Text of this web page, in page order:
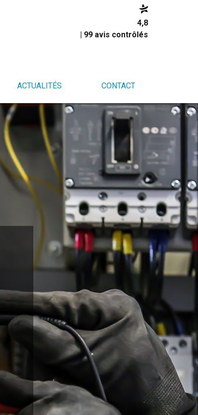
4,8
| 99 avis contrôlés
ACTUALITÉS CONTACT